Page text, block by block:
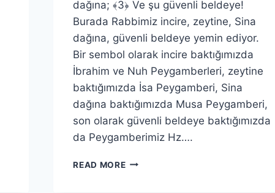
dağına; ﴾3﴿ Ve şu güvenli beldeye!
Burada Rabbimiz incire, zeytine, Sina
dağına, güvenli beldeye yemin ediyor.
Bir sembol olarak incire baktığımızda
İbrahim ve Nuh Peygamberleri, zeytine
baktığımızda İsa Peygamberi, Sina
dağına baktığımızda Musa Peygamberi,
son olarak güvenli beldeye baktığımızda
da Peygamberimiz Hz….
READ MORETİN